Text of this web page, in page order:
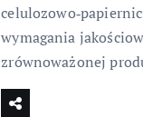
wymagania
zrównoważonej